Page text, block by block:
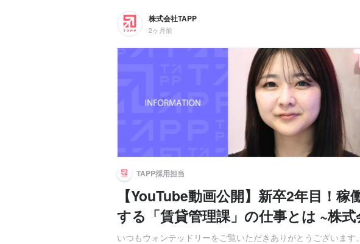
株式会社TAPP
2ヶ月前
TAPP採用担当
【YouTube動画公開】新卒2年目！稼
する「賃貸管理課」の仕事とは ~株式
いつもウォンテッドリーをご覧いただきありがとうございます